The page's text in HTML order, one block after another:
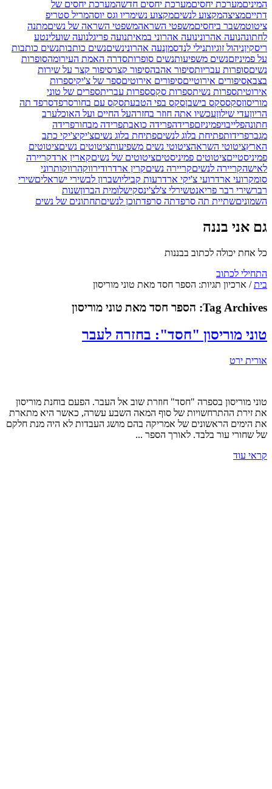
המיניםמערכת יחסיםמערכת יחסים חדשהמערכת יחסים של
דתייםמציצהמקצוע לנשיםמקצוע נשימריו וגס יוסהמריל סטריפ
ציטוטמשבר ביחסיםמשפטי השראהמשפטי השראה של נשיםמתנה
לחתונהנועה אהרונינועה אהרוני במאיתנועה פריגלנועה שועלינטע
ריסקיןניהול זוגיותנילי לנדסמןנעה אהרונינשיםנשים כותבותנשים כותבות
על פמיניזםנשים משפיעותנשים סופרותסדרה האמת העירומהסופרות
נשיםסופרות עבריותסיפור אהבהסיפור קצרסיפור קצר על שירות
בצבאסיפורים אירוטייםסיפורים אירוטיםספר של צ'יקיספרות
אירוטיתספרות נשיתספרות סקסספרות עבריתספרים של טוני
מוריסוןסקססקס בישבןסקס בפי הטבעתסקס עם בחורסרפדסרפד תה
הריוןעדי שילוןעכשיו אתה חוזר בחזרהעל החיים ועל האוכלערב
חתונהפלייבויפמיניזםפרידהפרידה כואבתפרידה מבחורפרידה
מגברפרידותפתיחת בלוג לנשיםפתיחת בלוג נשיםצ'יקיצ'יקי כתב
הארץציטוטי השראהציטוטי נשים משפיעותציטוטים נשיםציטוטים
פמיניסטייםציטוטים פמיניסטיםציטוטים של נשיםקארין ארדקריירה
לאישהקריירה לנשיםקריירה נשיםקרין ארדרודירווקהרווקותרוני
סומקרועי ארדרועי צ'יקי ארדרעות קביליושברון לבשירי ישראליםשירי
רברשירי רבר פריאנטשירלי צ'לצ'ינסקישלומית הברוןשנות
השמוניםשתיית תה סרפדתה סרפדתוכן לנשיםתחתונים של נשים
גם אני בננה
כל אחת יכולה לכתוב בבננות
התחילי לכתוב
בית/ ארכיון תגיות: הספר חסד מאת טוני מוריסון
Tag Archives: הספר חסד מאת טוני מוריסון
טוני מוריסון "חסד": בחזרה לעבר
אורית ירט
טוני מוריסון בספרה "חסד" חוזרת שוב אל העבר. הפעם בוחנת מוריסון
את זירת ההתרחשויות של סוף המאה השבע עשרה, כאשר היא מתארת
את הימים הראשונים של אמריקה בהם מושג העבדות לא היה מנת חלקם
של שחורי עור בלבד. לאורך הספר ...
קראי עוד